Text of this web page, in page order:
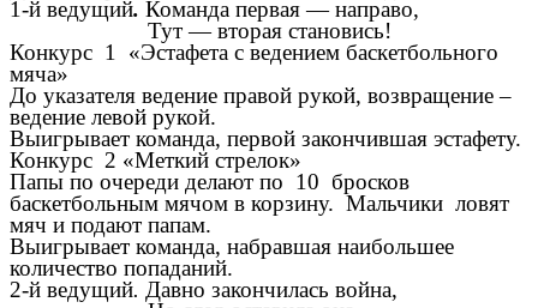
1-й ведущий. Команда первая — направо,
Тут — вторая становись!
Конкурс 1 «Эстафета с ведением баскетбольного
мяча»
До указателя ведение правой рукой, возвращение –
ведение левой рукой.
Выигрывает команда, первой закончившая эстафету.
Конкурс 2 «Меткий стрелок»
Папы по очереди делают по 10 бросков
баскетбольным мячом в корзину. Мальчики ловят
мяч и подают папам.
Выигрывает команда, набравшая наибольшее
количество попаданий.
2-й ведущий. Давно закончилась война,